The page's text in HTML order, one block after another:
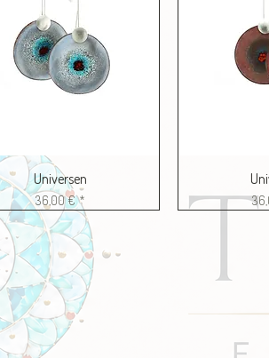
Universen
Preis
36,00 €